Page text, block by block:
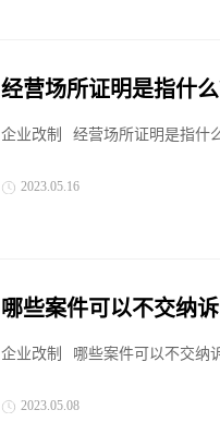
经营场所证明是指什
企业改制 经营场所证明是指什
2023.05.16
哪些案件可以不交纳
企业改制 哪些案件可以不交纳
2023.05.08